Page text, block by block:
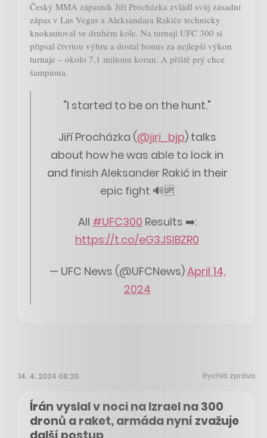
Český MMA zápasník Jiří Procházka zvládl svůj zásadní
zápas v Las Vegas a Aleksandara Rakiče technicky
knokautoval ve druhém kole. Na turnaji UFC 300 si
připsal čtvrtou výhru a dostal bonus za nejlepší výkon
turnaje – okolo 7,1 milionu korun. A příště prý chce
šampiona.
"I started to be on the hunt."
Jiří Procházka (@jiri_bjp) talks
about how he was able to lock in
and finish Aleksander Rakić in their
epic fight 🔊🆙
All #UFC300 Results ➡️:
https://t.co/eG3JSlBZR0
— UFC News (@UFCNews)April 14,
2024
14. 4. 2024 08:20 Rychlá zpráva
Írán vyslal v noci na Izrael na 300
dronů a raket, armáda nyní zvažuje